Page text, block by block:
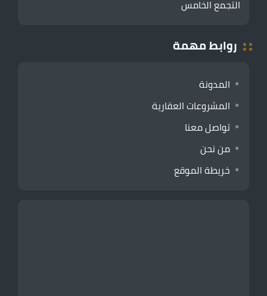
التجمع الخامس
روابط مهمة
المدونة
المشروعات العقارية
تواصل معنا
من نحن
خريطة الموقع